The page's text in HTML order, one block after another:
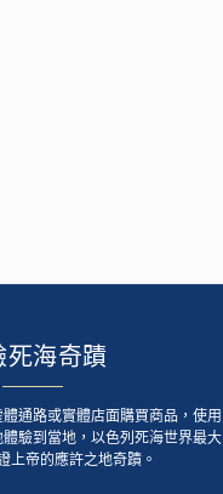
死海奇蹟
通路或實體店面購買商品，使用
驗到當地，以色列死海世界最大
上帝的應許之地奇蹟。